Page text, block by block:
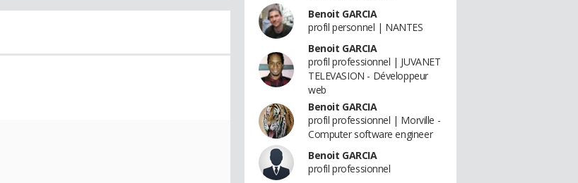
Benoit GARCIA
profil personnel | NANTES
Benoit GARCIA
profil professionnel | JUVANET
TELEVASION - Développeur
web
Benoit GARCIA
profil professionnel | Morville -
Computer software engineer
Benoit GARCIA
profil professionnel